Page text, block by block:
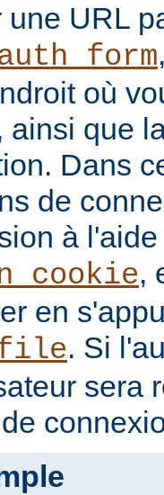
une URL
où
ainsi que
Dans
de
à
,
en
. Si
sera